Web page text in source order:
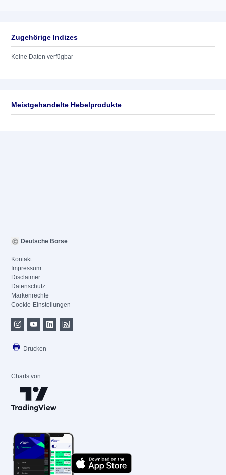
Zugehörige Indizes
Keine Daten verfügbar
Meistgehandelte Hebelprodukte
Deutsche Börse
Kontakt
Impressum
Disclaimer
Datenschutz
Markenrechte
Cookie-Einstellungen
Drucken
Charts von